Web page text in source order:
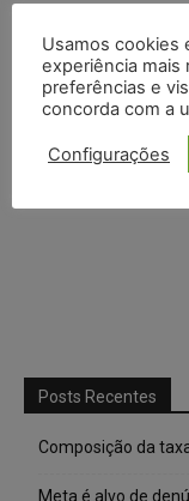
Posts Recentes
Composição da
Meta é alvo de
Usamos cookies
experiência mais
preferências e
concorda com a
Configurações